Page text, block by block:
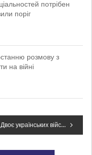
потрібен
поріг
розмову з
на війні
Двоє українських військових поранені на Донбасі 8 січня – ООС